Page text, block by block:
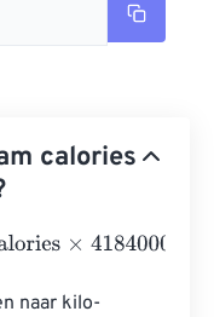
calories
×
naar kilo-